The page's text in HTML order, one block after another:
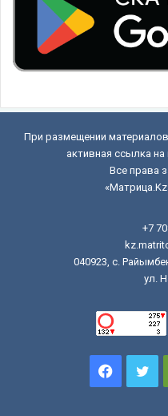
При размещении
активная ссылка
Все права
+7
040923, с.
ул.
Facebook